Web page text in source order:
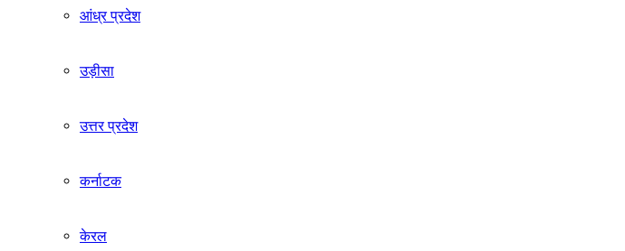
आंध्र प्रदेश
उड़ीसा
उत्तर प्रदेश
कर्नाटक
केरल